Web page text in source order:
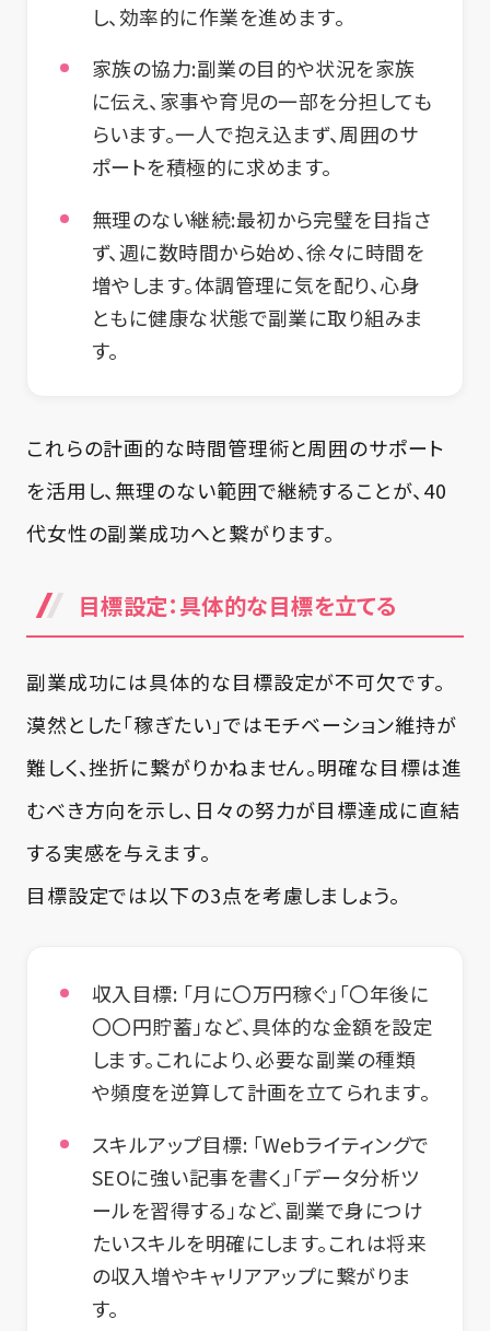
し、効率的に作業を進めます。
家族の協力:副業の目的や状況を家族
に伝え、家事や育児の一部を分担しても
らいます。一人で抱え込まず、周囲のサ
ポートを積極的に求めます。
無理のない継続:最初から完璧を目指さ
ず、週に数時間から始め、徐々に時間を
増やします。体調管理に気を配り、心身
ともに健康な状態で副業に取り組みま
す。
これらの計画的な時間管理術と周囲のサポート
を活用し、無理のない範囲で継続することが、40
代女性の副業成功へと繋がります。
目標設定：具体的な目標を立てる
副業成功には具体的な目標設定が不可欠です。
漠然とした「稼ぎたい」ではモチベーション維持が
難しく、挫折に繋がりかねません。明確な目標は進
むべき方向を示し、日々の努力が目標達成に直結
する実感を与えます。
目標設定では以下の3点を考慮しましょう。
収入目標: 「月に〇万円稼ぐ」「〇年後に
〇〇円貯蓄」など、具体的な金額を設定
します。これにより、必要な副業の種類
や頻度を逆算して計画を立てられます。
スキルアップ目標: 「Webライティングで
SEOに強い記事を書く」「データ分析ツ
ールを習得する」など、副業で身につけ
たいスキルを明確にします。これは将来
の収入増やキャリアアップに繋がりま
す。